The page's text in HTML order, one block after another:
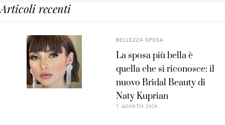
Articoli recenti
BELLEZZA SPOSA
La sposa più bella è
quella che si riconosce: il
nuovo Bridal Beauty di
Naty Kuprian
7 AGOSTO 2026